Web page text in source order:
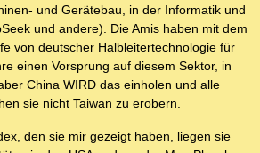
und Gerätebau, in der Informatik und
und andere). Die Amis haben mit dem
von deutscher Halbleitertechnologie für
einen Vorsprung auf diesem Sektor, in
China WIRD das einholen und alle
sie nicht Taiwan zu erobern.
den sie mir gezeigt haben, liegen sie